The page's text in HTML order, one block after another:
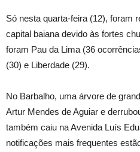
Só nesta quarta-feira (12), foram
capital baiana devido às fortes
foram Pau da Lima (36
(30) e Liberdade (29).
No Barbalho, uma árvore de
Artur Mendes de Aguiar e
também caiu na Avenida Luís
notificações mais frequentes